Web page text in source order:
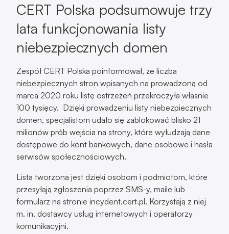
CERT Polska podsumowuje trzy
lata funkcjonowania listy
niebezpiecznych domen
Zespół CERT Polska poinformował, że liczba
niebezpiecznych stron wpisanych na prowadzoną od
marca 2020 roku listę ostrzeżeń przekroczyła właśnie
100 tysięcy. Dzięki prowadzeniu listy niebezpiecznych
domen, specjalistom udało się zablokować blisko 21
milionów prób wejścia na strony, które wyłudzają dane
dostępowe do kont bankowych, dane osobowe i hasła
serwisów społecznościowych.
Lista tworzona jest dzięki osobom i podmiotom, które
przesyłają zgłoszenia poprzez SMS-y, maile lub
formularz na stronie incydent.cert.pl. Korzystają z niej
m. in. dostawcy usług internetowych i operatorzy
komunikacyjni.